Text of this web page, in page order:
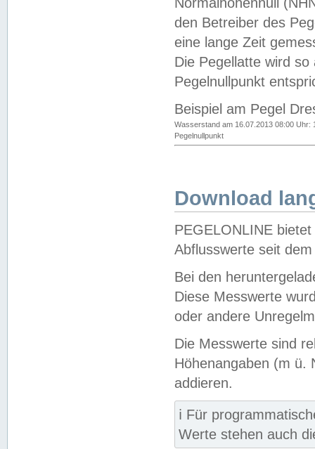
den Betreiber des
eine lange Zeit
Die Pegellatte wird
Pegelnullpunkt
Beispiel am Pegel
Wasserstand am 16.07.2013 08:00 Uhr:
Pegelnullpunkt
Download
PEGELONLINE
Abflusswerte seit
Bei den
Diese Messwerte
oder andere
Die Messwerte sind
Höhenangaben (m ü.
addieren.
ℹ️ Für
Werte stehen auch